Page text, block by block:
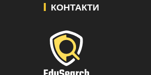
КОНТАКТИ